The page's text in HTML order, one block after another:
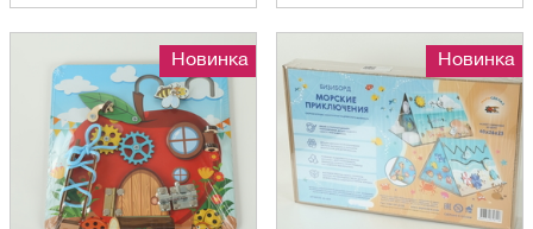
Новинка Новинка